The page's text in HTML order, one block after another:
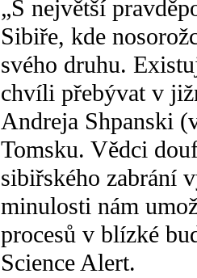
„S největší
Sibiře, kde
svého druhu.
chvíli přebývat v
Andreja Shpanski
Tomsku. Vědci
sibiřského zabrání
minulosti nám
procesů v blízké
Science Alert.